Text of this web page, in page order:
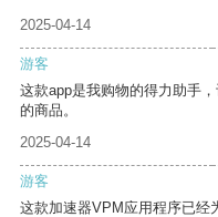
2025-04-14
游客
这款app是我购物的得力助手
的商品。
2025-04-14
游客
这款加速器VPM应用程序已经